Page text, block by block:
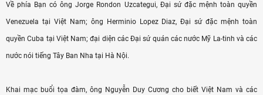
Về phía Bạn có ông Jorge Rondon Uzcategui, Đại sứ đặc mệnh toàn quyền
Venezuela tại Việt Nam; ông Herminio Lopez Diaz, Đại sứ đặc mệnh toàn
quyền Cuba tại Việt Nam; đại diện các Đại sứ quán các nước Mỹ La-tinh và các
nước nói tiếng Tây Ban Nha tại Hà Nội.
Khai mạc buổi tọa đàm, ông Nguyễn Duy Cương cho biết Việt Nam và các